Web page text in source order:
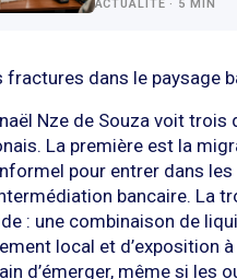
ACTUALITÉ · 5 MIN
fractures dans le paysage
Nze de Souza voit
La première est la
pour entrer dans
bancaire. La
: une combinaison de
local et d’exposition
d’émerger, même si les